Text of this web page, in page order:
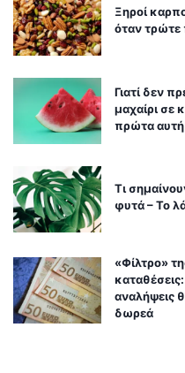
Ξηροί
όταν
Γιατί δεν
μαχαίρι σε
πρώτα αυτή
Τι
φυτά – Το
«Φίλτρο»
καταθέσεις:
αναλήψεις
δωρεά